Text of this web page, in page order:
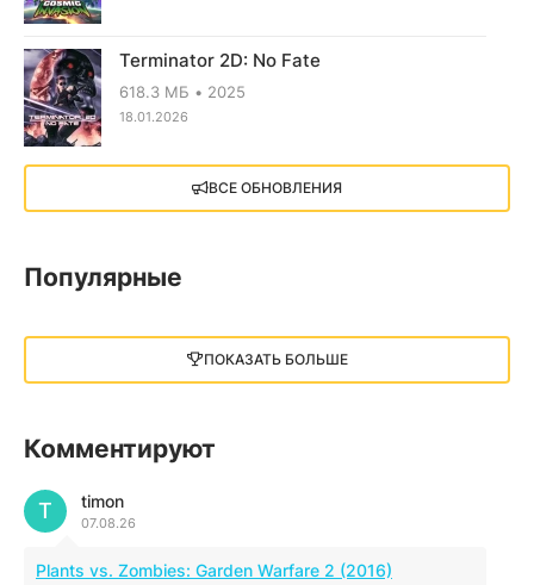
Terminator 2D: No Fate
618.3 МБ 2025
18.01.2026
X4: Foundations (2018)
13.73 GB 2018
13 ГБ 2025
illWill
04.12.2025
MAFIA: THE OLD COUNTRY
ВСЕ ОБНОВЛЕНИЯ
Популярные
ПОКАЗАТЬ БОЛЬШЕ
Комментируют
timon
07.08.26
T
Plants vs. Zombies: Garden Warfare 2 (2016)